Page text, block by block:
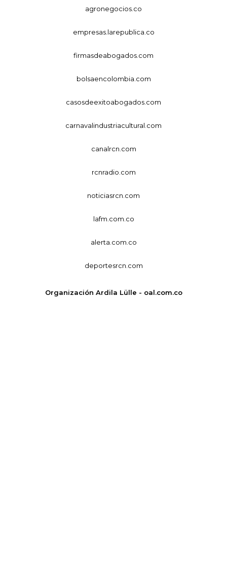
agronegocios.co
empresas.larepublica.co
firmasdeabogados.com
bolsaencolombia.com
casosdeexitoabogados.com
carnavalindustriacultural.com
canalrcn.com
rcnradio.com
noticiasrcn.com
lafm.com.co
alerta.com.co
deportesrcn.com
Organización Ardila Lülle - oal.com.co